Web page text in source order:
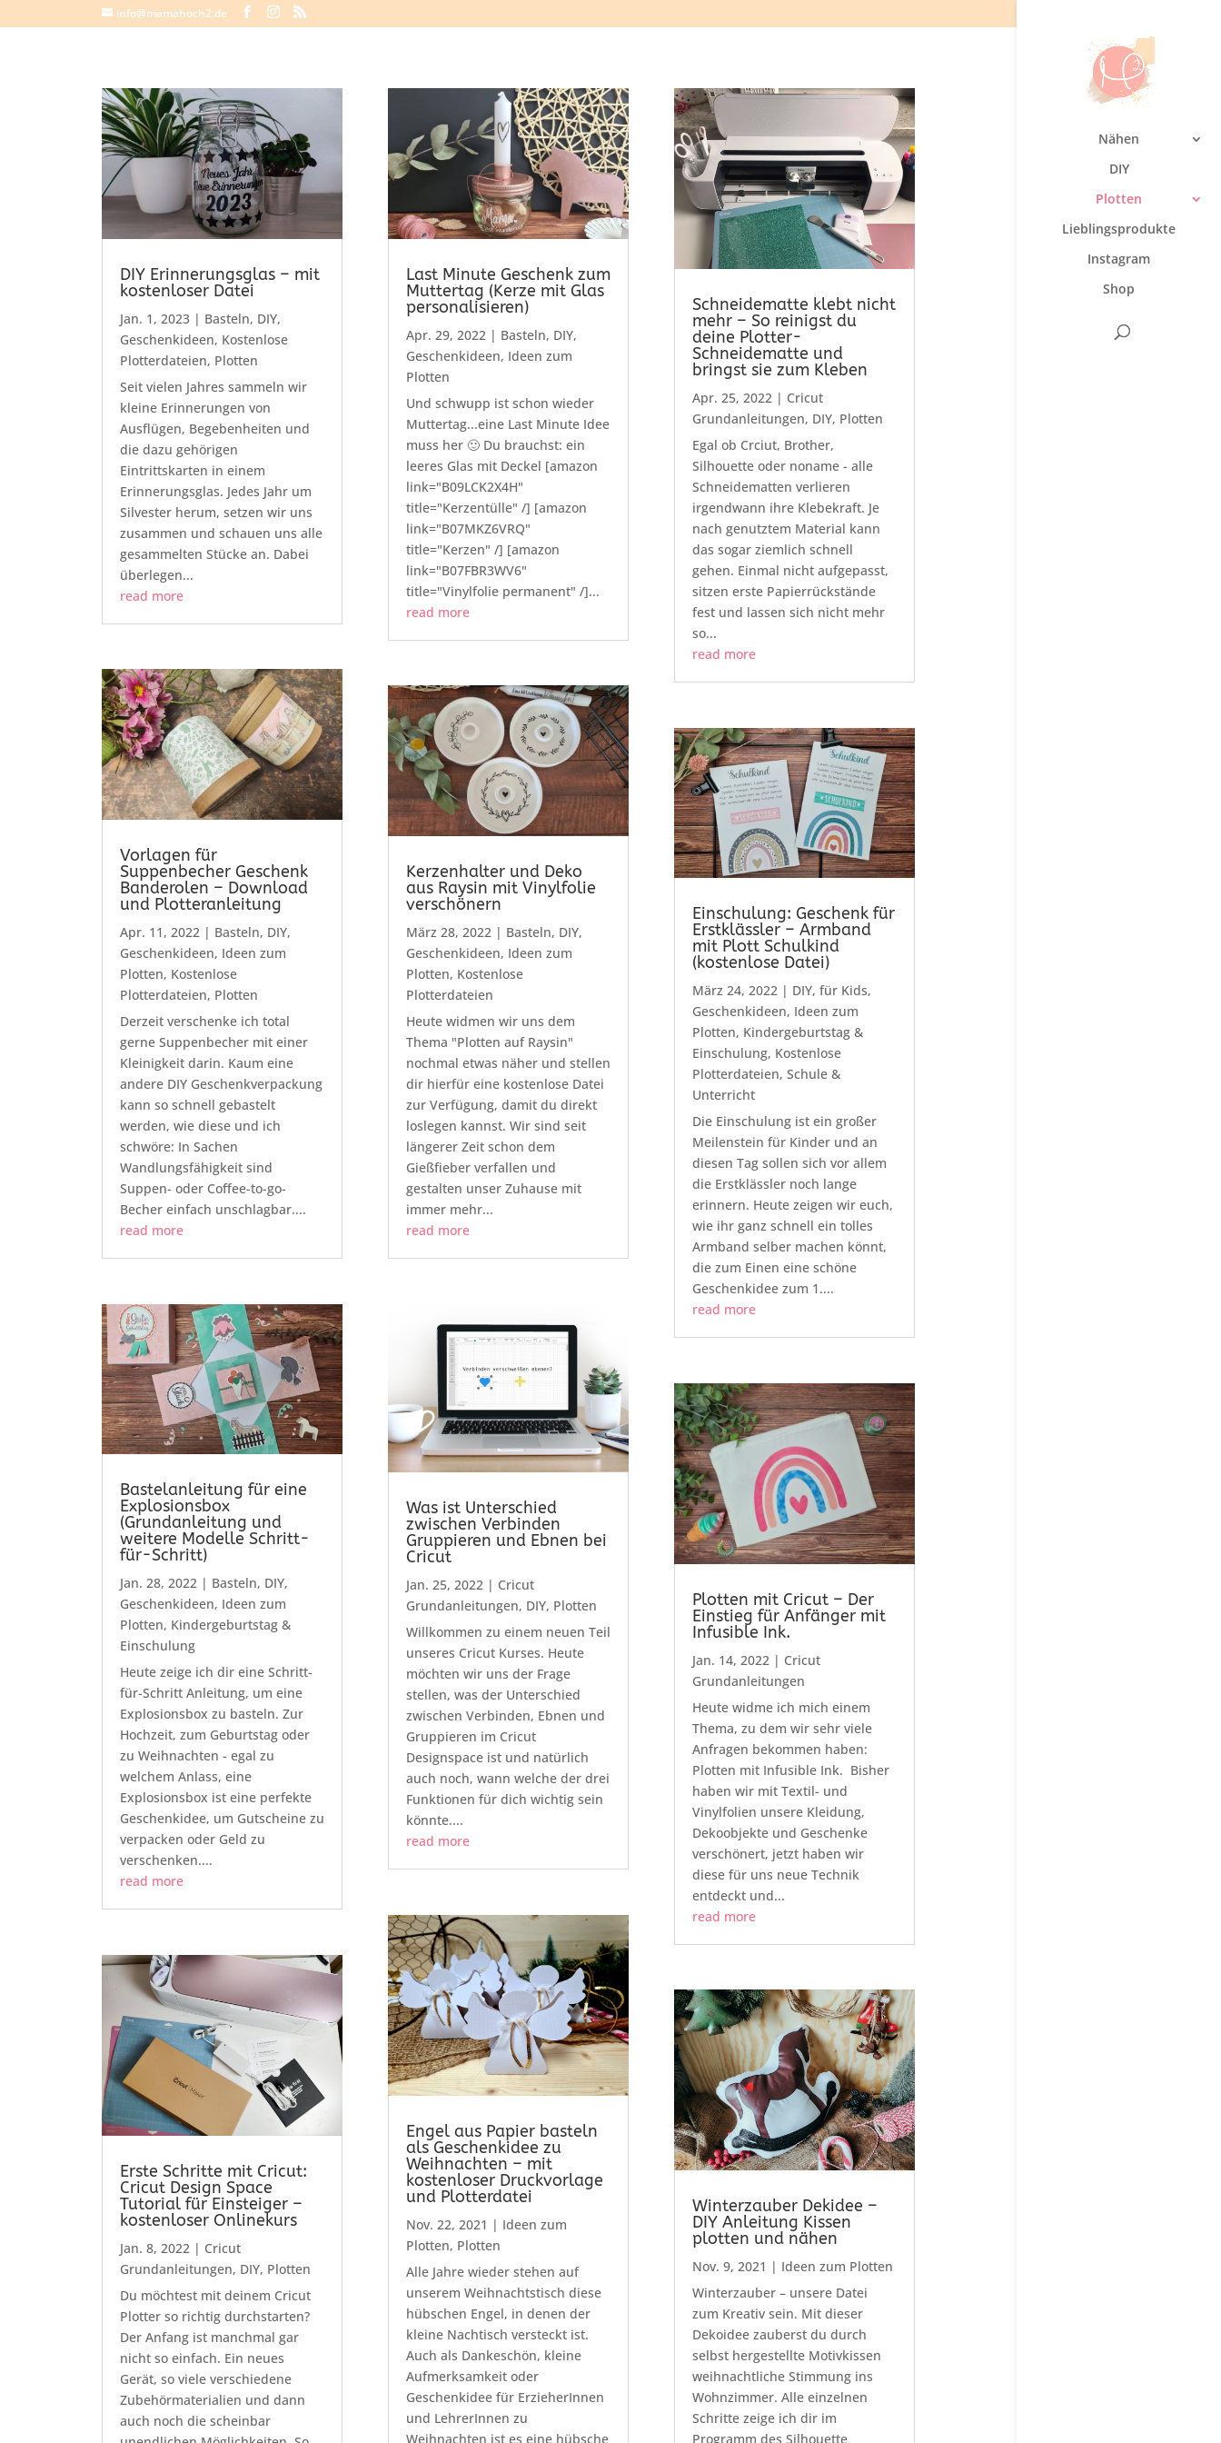
info@mamahoch2.de
Nähen
DIY
Plotten
Lieblingsprodukte
Instagram
Shop
DIY Erinnerungsglas – mit
kostenloser Datei
Jan. 1, 2023| Basteln, DIY,
Geschenkideen, Kostenlose
Plotterdateien, Plotten
Seit vielen Jahres sammeln wir
kleine Erinnerungen von
Ausflügen, Begebenheiten und
die dazu gehörigen
Eintrittskarten in einem
Erinnerungsglas. Jedes Jahr um
Silvester herum, setzen wir uns
zusammen und schauen uns alle
gesammelten Stücke an. Dabei
überlegen...
read more
Vorlagen für
Suppenbecher Geschenk
Banderolen – Download
und Plotteranleitung
Apr. 11, 2022| Basteln, DIY,
Geschenkideen, Ideen zum
Plotten, Kostenlose
Plotterdateien, Plotten
Derzeit verschenke ich total
gerne Suppenbecher mit einer
Kleinigkeit darin. Kaum eine
andere DIY Geschenkverpackung
kann so schnell gebastelt
werden, wie diese und ich
schwöre: In Sachen
Wandlungsfähigkeit sind
Suppen- oder Coffee-to-go-
Becher einfach unschlagbar....
read more
Bastelanleitung für eine
Explosionsbox
(Grundanleitung und
weitere Modelle Schritt-
für-Schritt)
Jan. 28, 2022| Basteln, DIY,
Geschenkideen, Ideen zum
Plotten, Kindergeburtstag &
Einschulung
Heute zeige ich dir eine Schritt-
für-Schritt Anleitung, um eine
Explosionsbox zu basteln. Zur
Hochzeit, zum Geburtstag oder
zu Weihnachten - egal zu
welchem Anlass, eine
Explosionsbox ist eine perfekte
Geschenkidee, um Gutscheine zu
verpacken oder Geld zu
verschenken....
read more
Erste Schritte mit Cricut:
Cricut Design Space
Tutorial für Einsteiger –
kostenloser Onlinekurs
Jan. 8, 2022| Cricut
Grundanleitungen, DIY, Plotten
Du möchtest mit deinem Cricut
Plotter so richtig durchstarten?
Der Anfang ist manchmal gar
nicht so einfach. Ein neues
Gerät, so viele verschiedene
Zubehörmaterialien und dann
auch noch die scheinbar
Last Minute Geschenk zum
Muttertag (Kerze mit Glas
personalisieren)
Apr. 29, 2022| Basteln, DIY,
Geschenkideen, Ideen zum
Plotten
Und schwupp ist schon wieder
Muttertag...eine Last Minute Idee
muss her 🙂 Du brauchst: ein
leeres Glas mit Deckel [amazon
link="B09LCK2X4H"
title="Kerzentülle" /] [amazon
link="B07MKZ6VRQ"
title="Kerzen" /] [amazon
link="B07FBR3WV6"
title="Vinylfolie permanent" /]...
read more
Kerzenhalter und Deko
aus Raysin mit Vinylfolie
verschönern
März 28, 2022| Basteln, DIY,
Geschenkideen, Ideen zum
Plotten, Kostenlose
Plotterdateien
Heute widmen wir uns dem
Thema "Plotten auf Raysin"
nochmal etwas näher und stellen
dir hierfür eine kostenlose Datei
zur Verfügung, damit du direkt
loslegen kannst. Wir sind seit
längerer Zeit schon dem
Gießfieber verfallen und
gestalten unser Zuhause mit
immer mehr...
read more
Was ist Unterschied
zwischen Verbinden
Gruppieren und Ebnen bei
Cricut
Jan. 25, 2022| Cricut
Grundanleitungen, DIY, Plotten
Willkommen zu einem neuen Teil
unseres Cricut Kurses. Heute
möchten wir uns der Frage
stellen, was der Unterschied
zwischen Verbinden, Ebnen und
Gruppieren im Cricut
Designspace ist und natürlich
auch noch, wann welche der drei
Funktionen für dich wichtig sein
könnte....
read more
Engel aus Papier basteln
als Geschenkidee zu
Weihnachten – mit
kostenloser Druckvorlage
und Plotterdatei
Nov. 22, 2021 | Ideen zum
Plotten, Plotten
Alle Jahre wieder stehen auf
unserem Weihnachtstisch diese
hübschen Engel, in denen der
kleine Nachtisch versteckt ist.
Auch als Dankeschön, kleine
Aufmerksamkeit oder
Geschenkidee für ErzieherInnen
und LehrerInnen zu
Weihnachten ist es eine hübsche
Schneidematte klebt nicht
mehr – So reinigst du
deine Plotter-
Schneidematte und
bringst sie zum Kleben
Apr. 25, 2022| Cricut
Grundanleitungen, DIY, Plotten
Egal ob Crciut, Brother,
Silhouette oder noname - alle
Schneidematten verlieren
irgendwann ihre Klebekraft. Je
nach genutztem Material kann
das sogar ziemlich schnell
gehen. Einmal nicht aufgepasst,
sitzen erste Papierrückstände
fest und lassen sich nicht mehr
so...
read more
Einschulung: Geschenk für
Erstklässler – Armband
mit Plott Schulkind
(kostenlose Datei)
März 24, 2022| DIY, für Kids,
Geschenkideen, Ideen zum
Plotten, Kindergeburtstag &
Einschulung, Kostenlose
Plotterdateien, Schule &
Unterricht
Die Einschulung ist ein großer
Meilenstein für Kinder und an
diesen Tag sollen sich vor allem
die Erstklässler noch lange
erinnern. Heute zeigen wir euch,
wie ihr ganz schnell ein tolles
Armband selber machen könnt,
die zum Einen eine schöne
Geschenkidee zum 1....
read more
Plotten mit Cricut – Der
Einstieg für Anfänger mit
Infusible Ink.
Jan. 14, 2022| Cricut
Grundanleitungen
Heute widme ich mich einem
Thema, zu dem wir sehr viele
Anfragen bekommen haben:
Plotten mit Infusible Ink. Bisher
haben wir mit Textil- und
Vinylfolien unsere Kleidung,
Dekoobjekte und Geschenke
verschönert, jetzt haben wir
diese für uns neue Technik
entdeckt und...
read more
Winterzauber Dekidee –
DIY Anleitung Kissen
plotten und nähen
Nov. 9, 2021 | Ideen zum Plotten
Winterzauber – unsere Datei
zum Kreativ sein. Mit dieser
Dekoidee zauberst du durch
selbst hergestellte Motivkissen
weihnachtliche Stimmung ins
Wohnzimmer. Alle einzelnen
Schritte zeige ich dir im
Programm des Silhouette